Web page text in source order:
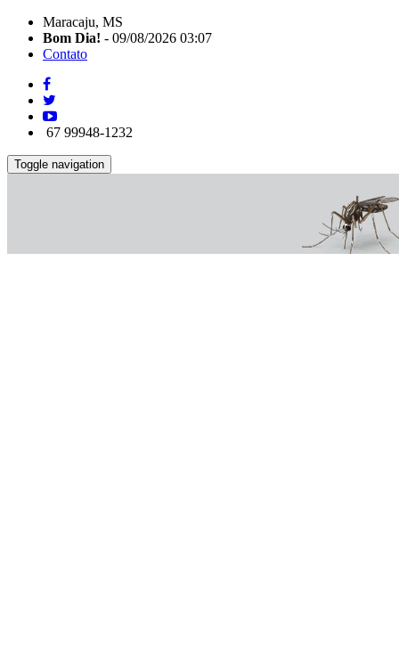
Maracaju, MS
Bom Dia! - 09/08/2026 03:07
Contato
67 99948-1232
Toggle navigation